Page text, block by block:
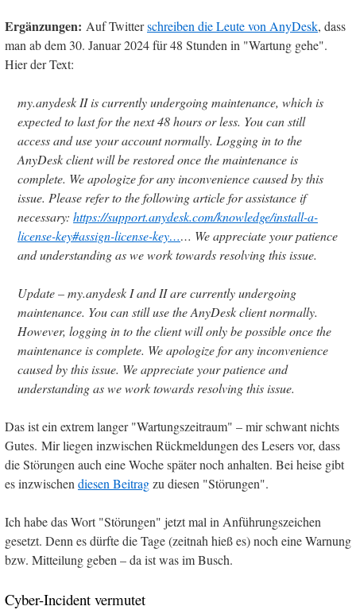
Ergänzungen: Auf Twitterschreiben die Leute von AnyDesk, dass
man ab dem 30. Januar 2024 für 48 Stunden in "Wartung gehe".
Hier der Text:
my.anydesk II is currently undergoing maintenance, which is
expected to last for the next 48 hours or less. You can still
access and use your account normally. Logging in to the
AnyDesk client will be restored once the maintenance is
complete. We apologize for any inconvenience caused by this
issue. Please refer to the following article for assistance if
necessary: https://support.anydesk.com/knowledge/install-a-
license-key#assign-license-key…… We appreciate your patience
and understanding as we work towards resolving this issue.
Update – my.anydesk I and II are currently undergoing
maintenance. You can still use the AnyDesk client normally.
However, logging in to the client will only be possible once the
maintenance is complete. We apologize for any inconvenience
caused by this issue. We appreciate your patience and
understanding as we work towards resolving this issue.
Das ist ein extrem langer "Wartungszeitraum" – mir schwant nichts
Gutes. Mir liegen inzwischen Rückmeldungen des Lesers vor, dass
die Störungen auch eine Woche später noch anhalten. Bei heise gibt
es inzwischen diesen Beitragzu diesen "Störungen".
Ich habe das Wort "Störungen" jetzt mal in Anführungszeichen
gesetzt. Denn es dürfte die Tage (zeitnah hieß es) noch eine Warnung
bzw. Mitteilung geben – da ist was im Busch.
Cyber-Incident vermutet